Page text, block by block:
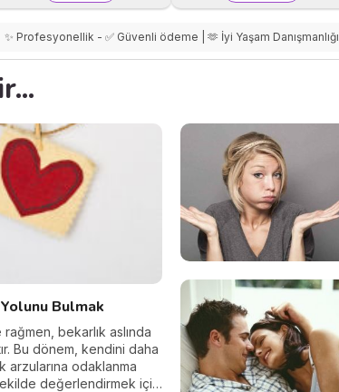
✨ Profesyonellik - ✅ Güvenli ödeme | 🫶 İyi Yaşam Danışmanlığı
Bulmak
bekarlık aslında
Bu dönem, kendini daha
odaklanma
değerlendirmek için